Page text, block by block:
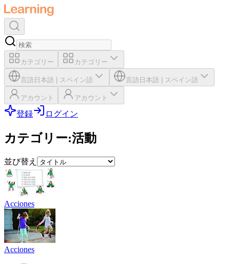
カテゴリー カテゴリー
言語 日本語 スペイン語 言語 日本語 スペイン語
アカウント アカウント
登録 ログイン
カテゴリー:活動
並び替え
Acciones
Acciones